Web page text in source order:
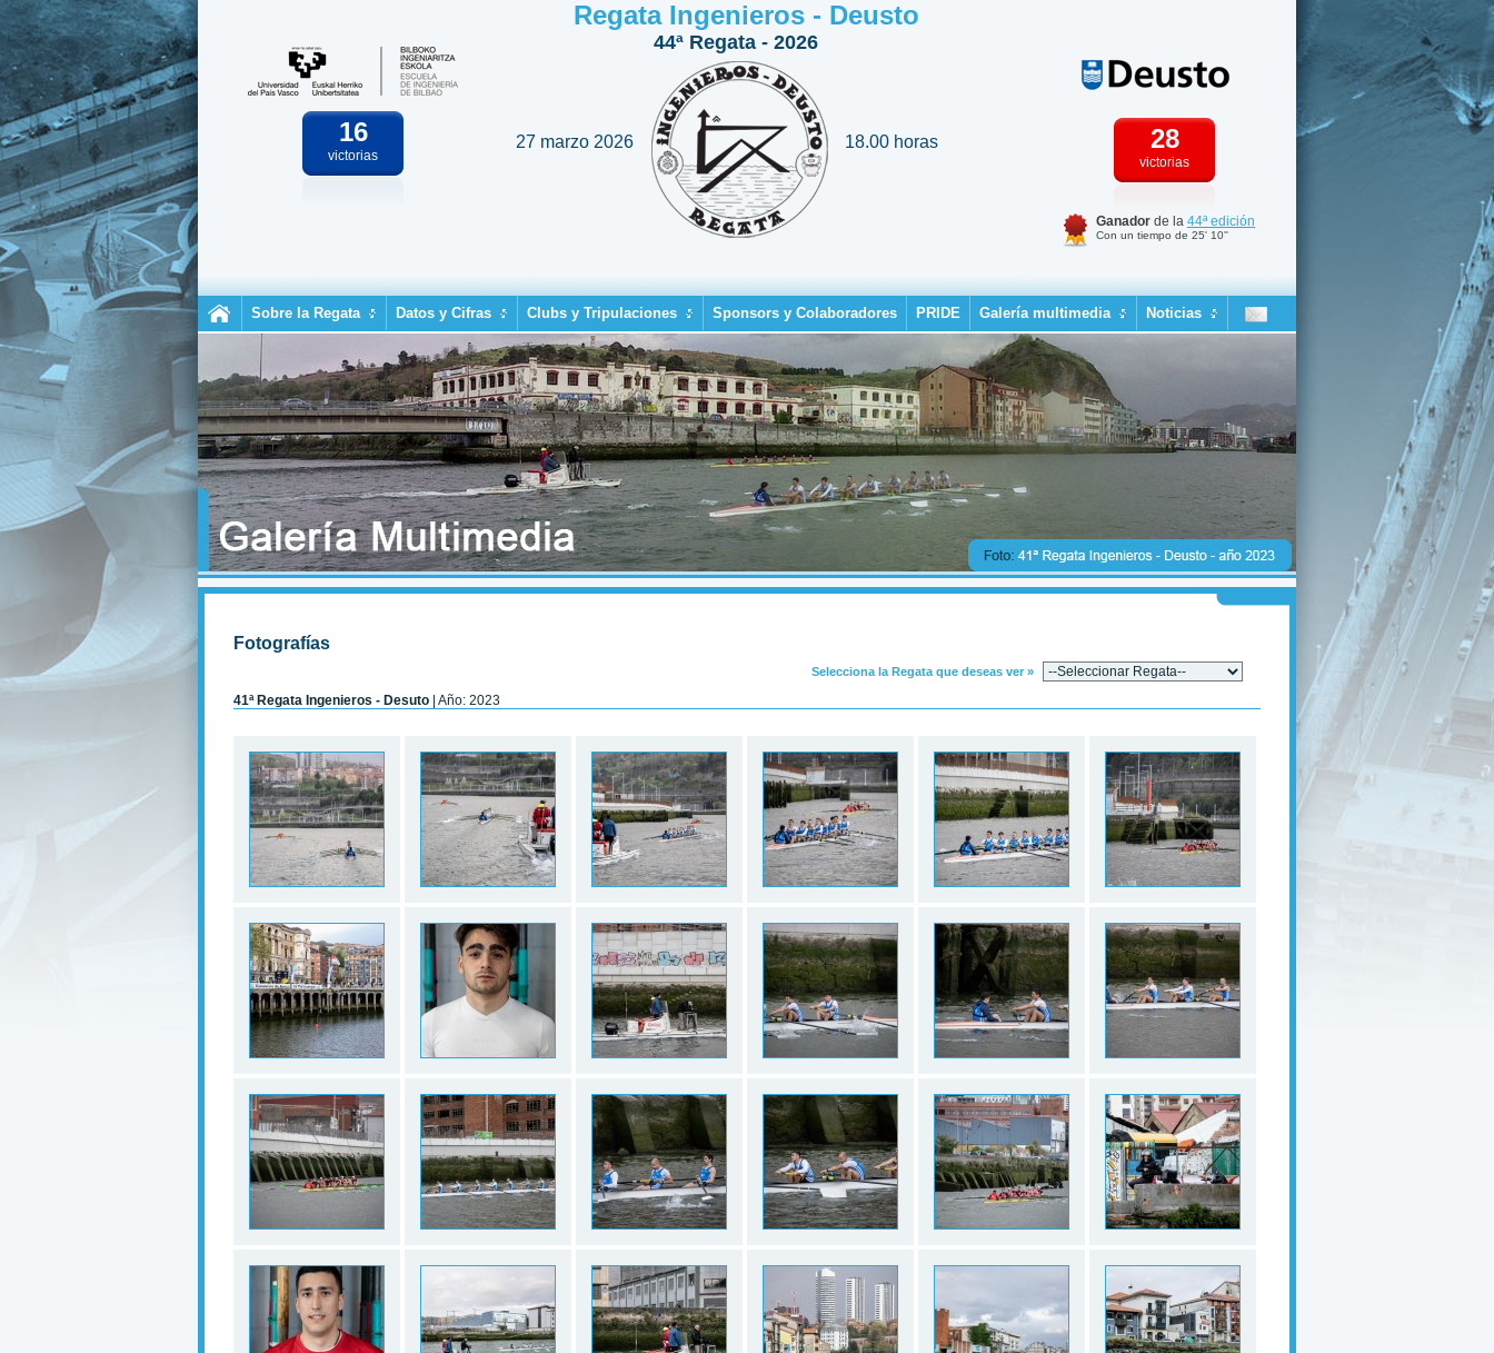
16
victorias
Regata Ingenieros - Deusto
44ª Regata - 2026
27 marzo 2026 18.00 horas 28
victorias
Ganador de la 44ª edición
Con un tiempo de 25' 10''
Sobre la Regata Datos y Cifras Clubs y Tripulaciones Sponsors y Colaboradores PRIDE Galería multimedia Noticias
Fotografías
Selecciona la Regata que deseas ver »
41ª Regata Ingenieros - Desuto | Año: 2023